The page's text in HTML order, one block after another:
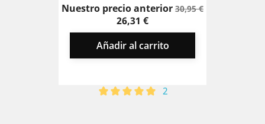
Nuestro precio anteriorPrecio
30,95 €Precio
26,31 €
Añadir al carrito
2